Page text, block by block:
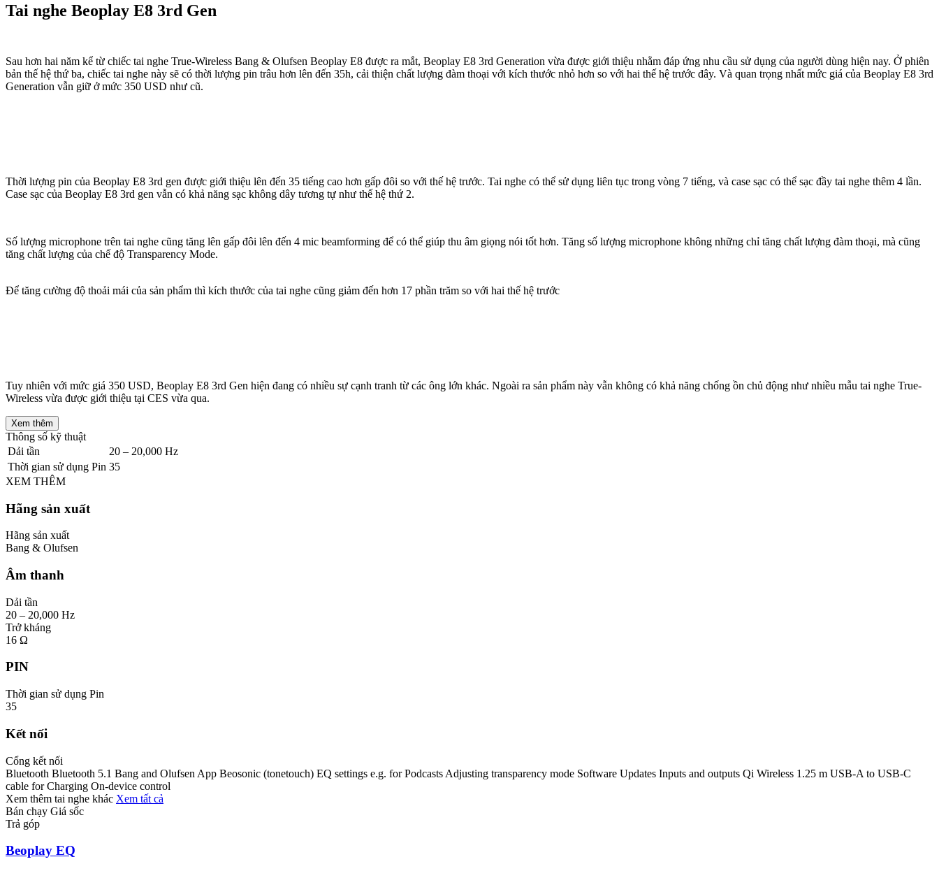
Tai nghe Beoplay E8 3rd Gen
Sau hơn hai năm kể từ chiếc tai nghe True-Wireless Bang & Olufsen Beoplay E8 được ra mắt, Beoplay E8 3rd Generation vừa được giới thiệu nhằm đáp ứng nhu cầu sử dụng của người dùng hiện nay. Ở phiên
bản thế hệ thứ ba, chiếc tai nghe này sẽ có thời lượng pin trâu hơn lên đến 35h, cải thiện chất lượng đàm thoại với kích thước nhỏ hơn so với hai thế hệ trước đây. Và quan trọng nhất mức giá của Beoplay E8 3rd
Generation vẫn giữ ở mức 350 USD như cũ.
Thời lượng pin của Beoplay E8 3rd gen được giới thiệu lên đến 35 tiếng cao hơn gấp đôi so với thế hệ trước. Tai nghe có thể sử dụng liên tục trong vòng 7 tiếng, và case sạc có thể sạc đầy tai nghe thêm 4 lần.
Case sạc của Beoplay E8 3rd gen vẫn có khả năng sạc không dây tương tự như thế hệ thứ 2.
Số lượng microphone trên tai nghe cũng tăng lên gấp đôi lên đến 4 mic beamforming để có thể giúp thu âm giọng nói tốt hơn. Tăng số lượng microphone không những chỉ tăng chất lượng đàm thoại, mà cũng
tăng chất lượng của chế độ Transparency Mode.
Để tăng cường độ thoải mái của sản phẩm thì kích thước của tai nghe cũng giảm đến hơn 17 phần trăm so với hai thế hệ trước
Tuy nhiên với mức giá 350 USD, Beoplay E8 3rd Gen hiện đang có nhiều sự cạnh tranh từ các ông lớn khác. Ngoài ra sản phẩm này vẫn không có khả năng chống ồn chủ động như nhiều mẫu tai nghe True-
Wireless vừa được giới thiệu tại CES vừa qua.
Xem thêm
Thông số kỹ thuật
Dải tần
20 – 20,000 Hz
Thời gian sử dụng Pin 35
XEM THÊM
Hãng sản xuất
Hãng sản xuất
Bang & Olufsen
Âm thanh
Dải tần
20 – 20,000 Hz
Trở kháng
16 Ω
PIN
Thời gian sử dụng Pin
35
Kết nối
Cổng kết nối
Bluetooth Bluetooth 5.1 Bang and Olufsen App Beosonic (tonetouch) EQ settings e.g. for Podcasts Adjusting transparency mode Software Updates Inputs and outputs Qi Wireless 1.25 m USB-A to USB-C
cable for Charging On-device control
Xem thêm tai nghe khác Xem tất cả
Bán chạy Giá sốc
Trả góp
Beoplay EQ